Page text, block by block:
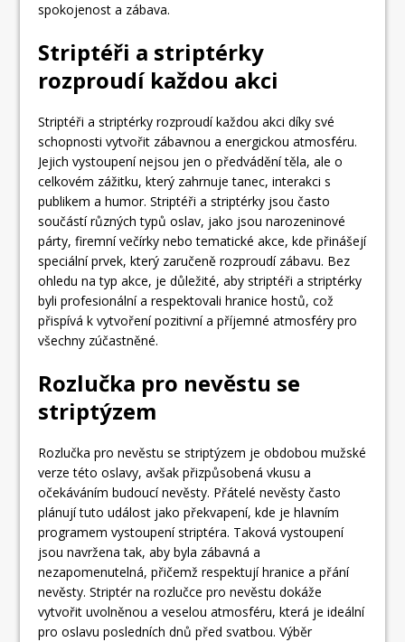
spokojenost a zábava.
Striptéři a striptérky
rozproudí každou akci
Striptéři a striptérky rozproudí každou akci díky své
schopnosti vytvořit zábavnou a energickou atmosféru.
Jejich vystoupení nejsou jen o předvádění těla, ale o
celkovém zážitku, který zahrnuje tanec, interakci s
publikem a humor. Striptéři a striptérky jsou často
součástí různých typů oslav, jako jsou narozeninové
párty, firemní večírky nebo tematické akce, kde přinášejí
speciální prvek, který zaručeně rozproudí zábavu. Bez
ohledu na typ akce, je důležité, aby striptéři a striptérky
byli profesionální a respektovali hranice hostů, což
přispívá k vytvoření pozitivní a příjemné atmosféry pro
všechny zúčastněné.
Rozlučka pro nevěstu se
striptýzem
Rozlučka pro nevěstu se striptýzem je obdobou mužské
verze této oslavy, avšak přizpůsobená vkusu a
očekáváním budoucí nevěsty. Přátelé nevěsty často
plánují tuto událost jako překvapení, kde je hlavním
programem vystoupení striptéra. Taková vystoupení
jsou navržena tak, aby byla zábavná a
nezapomenutelná, přičemž respektují hranice a přání
nevěsty. Striptér na rozlučce pro nevěstu dokáže
vytvořit uvolněnou a veselou atmosféru, která je ideální
pro oslavu posledních dnů před svatbou. Výběr